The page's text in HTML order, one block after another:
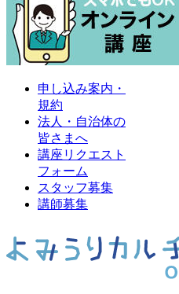
申し込み案内・
規約
法人・自治体の
皆さまへ
講座リクエスト
フォーム
スタッフ募集
講師募集